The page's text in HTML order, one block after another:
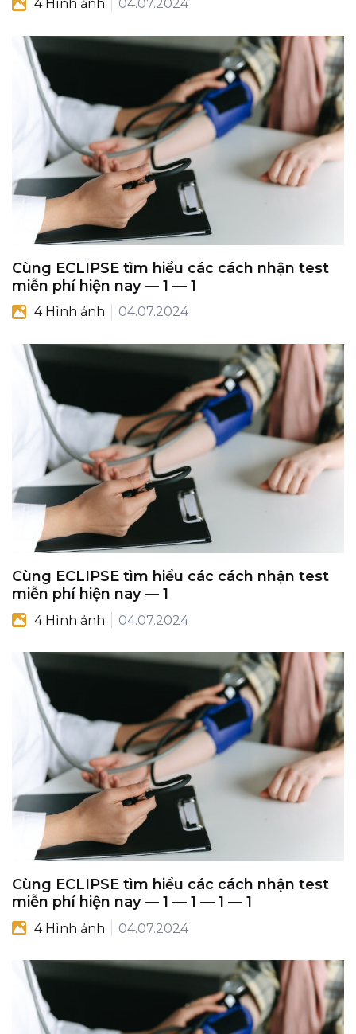
4 Hình ảnh 04.07.2024
Cùng ECLIPSE tìm hiểu các cách nhận test
miễn phí hiện nay — 1 — 1
4 Hình ảnh 04.07.2024
Cùng ECLIPSE tìm hiểu các cách nhận test
miễn phí hiện nay — 1
4 Hình ảnh 04.07.2024
Cùng ECLIPSE tìm hiểu các cách nhận test
miễn phí hiện nay — 1 — 1 — 1 — 1
4 Hình ảnh 04.07.2024